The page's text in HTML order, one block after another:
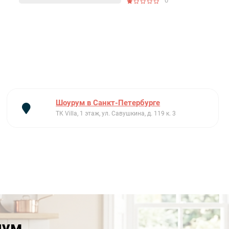
Шоурум в Санкт-Петербурге
ТК Villa, 1 этаж, ул. Савушкина, д. 119 к. 3